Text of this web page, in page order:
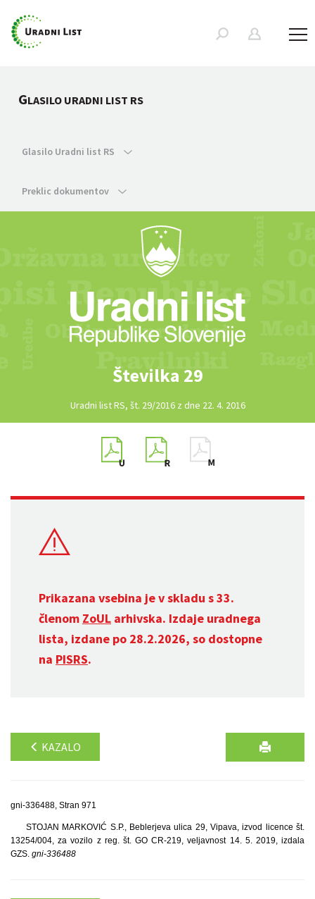
GLASILO URADNI LIST RS
Glasilo Uradni list RS
Preklic dokumentov
Številka 29
Uradni list RS, št. 29/2016 z dne 22. 4. 2016
Prikazana vsebina je v skladu s 33.
členom ZoUL arhivska. Izdaje uradnega
lista, izdane po 28.2.2026, so dostopne
na PISRS.
KAZALO
gni-336488, Stran 971
STOJAN MARKOVIĆ S.P., Beblerjeva ulica 29, Vipava, izvod licence št.
13254/004, za vozilo z reg. št. GO CR-219, veljavnost 14. 5. 2019, izdala
GZS. gni-336488